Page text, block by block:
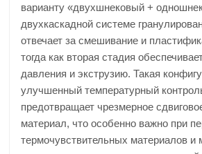
варианту «двухшнековый +
двухкаскадной системе
отвечает за смешивание и
тогда как вторая стадия
давления и экструзию. Такая
улучшенный температурный
предотвращает чрезмерное
материал, что особенно важно при
термочувствительных материалов и